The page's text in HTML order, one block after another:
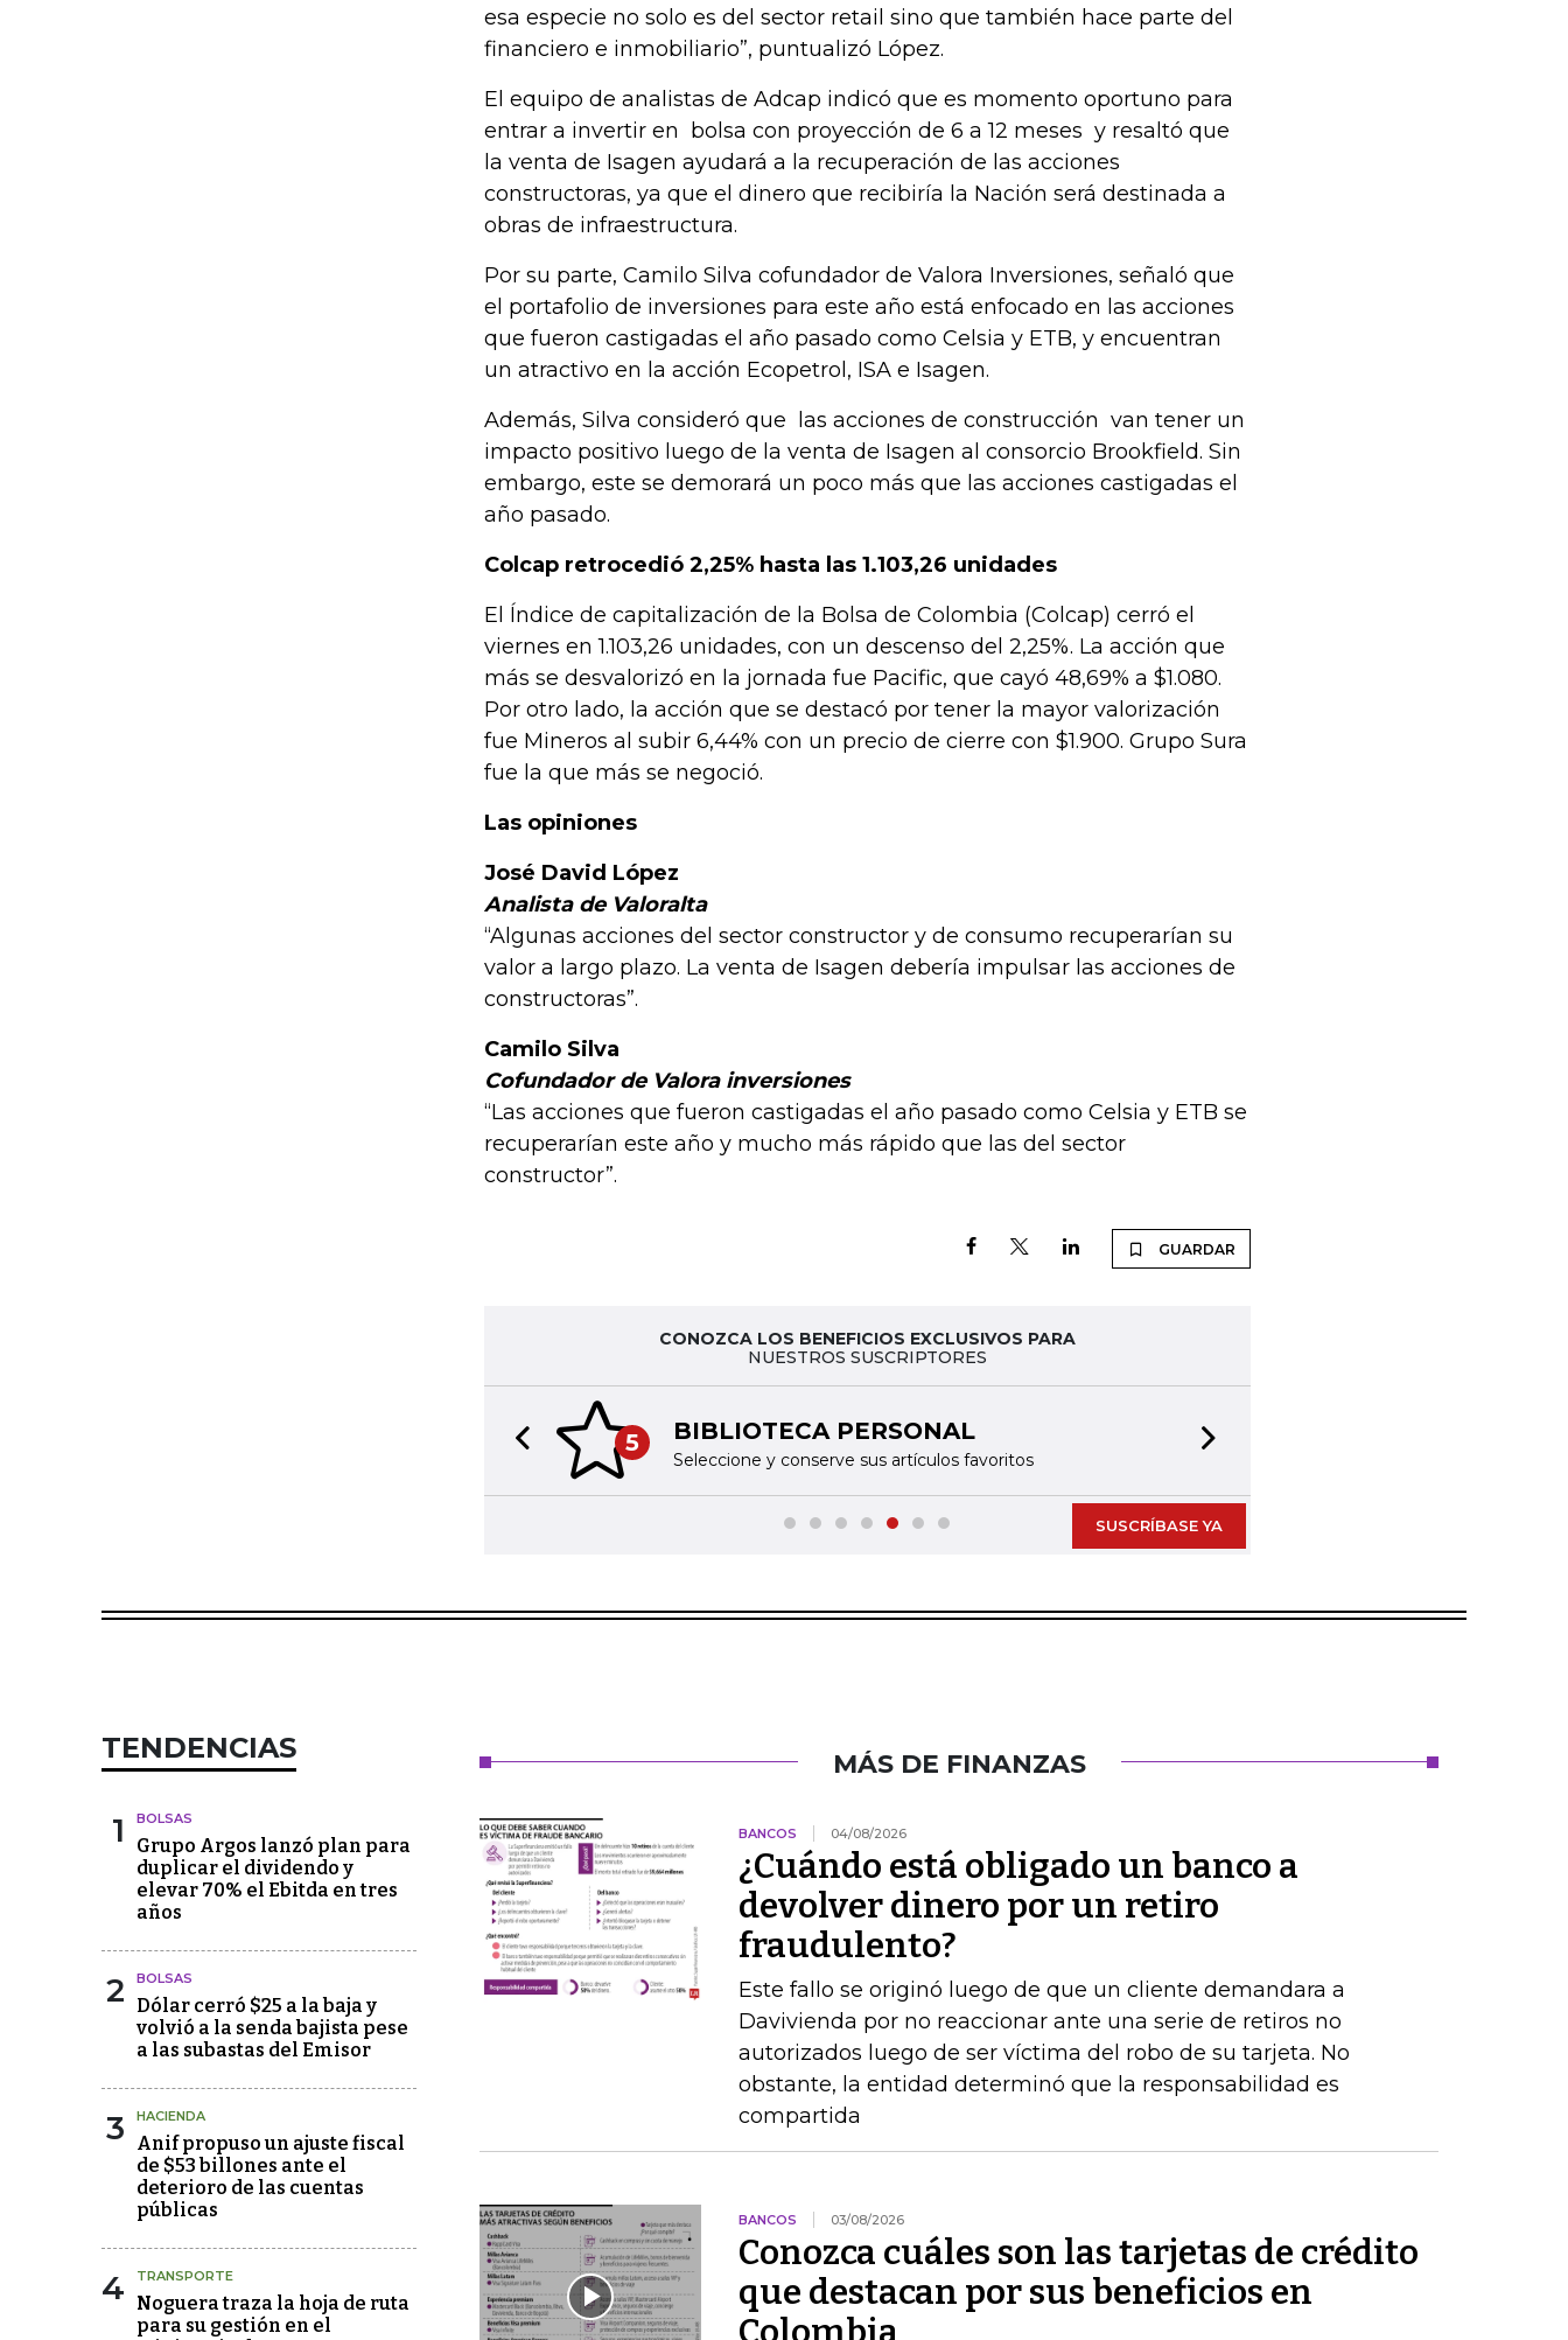
esa especie no solo es del sector retail sino que también hace parte del
financiero e inmobiliario”, puntualizó López.
El equipo de analistas de Adcap indicó que es momento oportuno para
entrar a invertir en bolsa con proyección de 6 a 12 meses y resaltó que
la venta de Isagen ayudará a la recuperación de las acciones
constructoras, ya que el dinero que recibiría la Nación será destinada a
obras de infraestructura.
Por su parte, Camilo Silva cofundador de Valora Inversiones, señaló que
el portafolio de inversiones para este año está enfocado en las acciones
que fueron castigadas el año pasado como Celsia y ETB, y encuentran
un atractivo en la acción Ecopetrol, ISA e Isagen.
Además, Silva consideró que las acciones de construcción van tener un
impacto positivo luego de la venta de Isagen al consorcio Brookfield. Sin
embargo, este se demorará un poco más que las acciones castigadas el
año pasado.
Colcap retrocedió 2,25% hasta las 1.103,26 unidades
El Índice de capitalización de la Bolsa de Colombia (Colcap) cerró el
viernes en 1.103,26 unidades, con un descenso del 2,25%. La acción que
más se desvalorizó en la jornada fue Pacific, que cayó 48,69% a $1.080.
Por otro lado, la acción que se destacó por tener la mayor valorización
fue Mineros al subir 6,44% con un precio de cierre con $1.900. Grupo Sura
fue la que más se negoció.
Las opiniones
José David López
Analista de Valoralta
“Algunas acciones del sector constructor y de consumo recuperarían su
valor a largo plazo. La venta de Isagen debería impulsar las acciones de
constructoras”.
Camilo Silva
Cofundador de Valora inversiones
“Las acciones que fueron castigadas el año pasado como Celsia y ETB se
recuperarían este año y mucho más rápido que las del sector
constructor”.
GUARDAR
CONOZCA LOS BENEFICIOS EXCLUSIVOS PARA
NUESTROS SUSCRIPTORES
5 BIBLIOTECA PERSONAL
Seleccione y conserve sus artículos favoritos
Previous slide
SUSCRÍBASE YA
TENDENCIAS
1 BOLSAS
Grupo Argos lanzó plan para
duplicar el dividendo y
elevar 70% el Ebitda en tres
años
2 BOLSAS
Dólar cerró $25 a la baja y
volvió a la senda bajista pese
a las subastas del Emisor
3 HACIENDA
Anif propuso un ajuste fiscal
de $53 billones ante el
deterioro de las cuentas
públicas
4 TRANSPORTE
Noguera traza la hoja de ruta
para su gestión en el
MÁS DE FINANZAS
BANCOS 04/08/2026
¿Cuándo está obligado un banco a
devolver dinero por un retiro
fraudulento?
Este fallo se originó luego de que un cliente demandara a
Davivienda por no reaccionar ante una serie de retiros no
autorizados luego de ser víctima del robo de su tarjeta. No
obstante, la entidad determinó que la responsabilidad es
compartida
BANCOS 03/08/2026
Conozca cuáles son las tarjetas de crédito
que destacan por sus beneficios en